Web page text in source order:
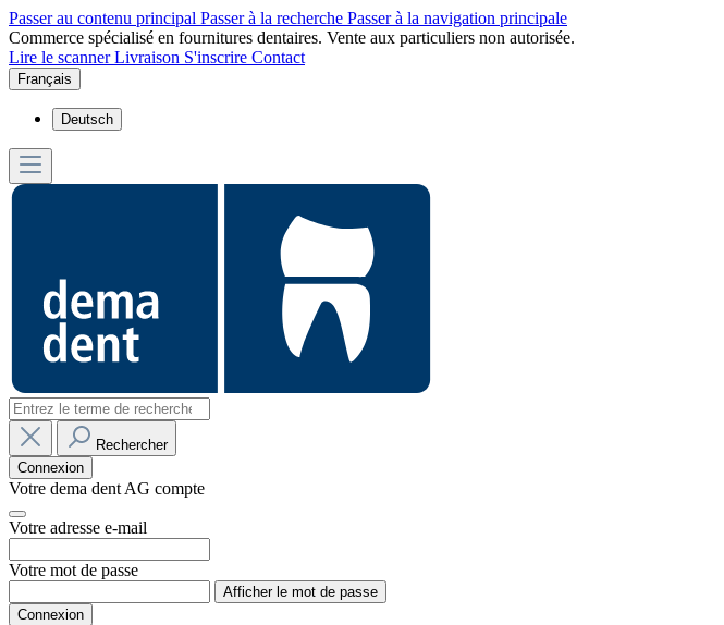
Passer au contenu principal Passer à la recherche Passer à la navigation principale
Commerce spécialisé en fournitures dentaires. Vente aux particuliers non autorisée.
Lire le scannerLivraison S'inscrire Contact
Français
Deutsch
Rechercher
Connexion
Votre dema dent AG compte
Votre adresse e-mail
Votre mot de passe
Afficher le mot de passe
Connexion